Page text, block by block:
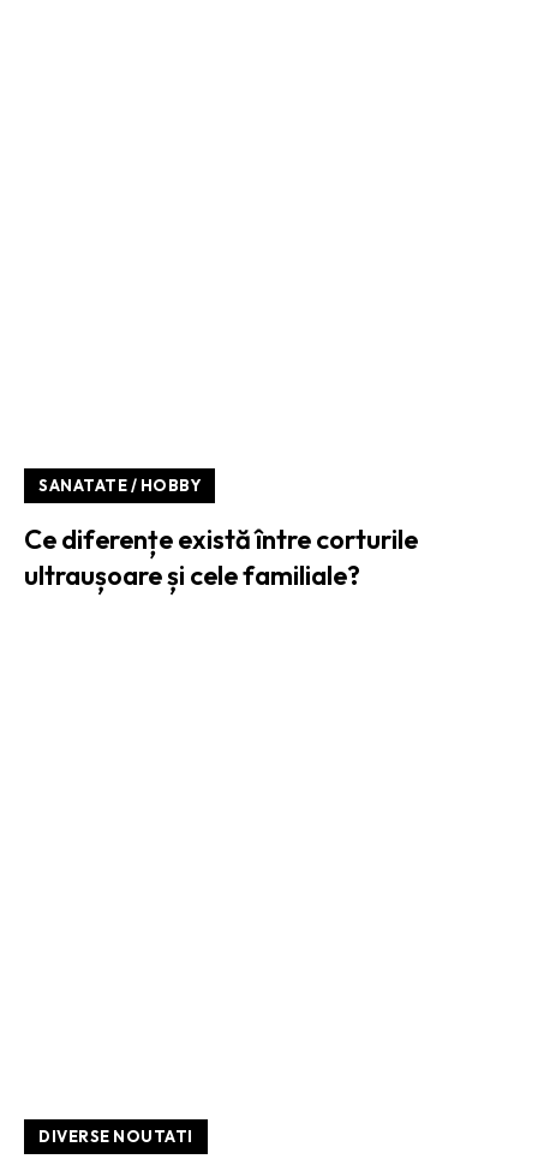
SANATATE / HOBBY
Ce diferențe există între corturile
ultraușoare și cele familiale?
DIVERSE NOUTATI